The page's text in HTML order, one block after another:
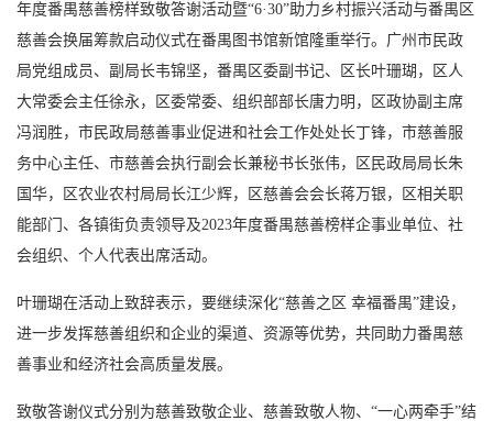
年度番禺慈善榜样致敬答谢活动暨“6·30”助力乡村振兴活动与番禺区
慈善会换届筹款启动仪式在番禺图书馆新馆隆重举行。广州市民政
局党组成员、副局长韦锦坚，番禺区委副书记、区长叶珊瑚，区人
大常委会主任徐永，区委常委、组织部部长唐力明，区政协副主席
冯润胜，市民政局慈善事业促进和社会工作处处长丁锋，市慈善服
务中心主任、市慈善会执行副会长兼秘书长张伟，区民政局局长朱
国华，区农业农村局局长江少辉，区慈善会会长蒋万银，区相关职
能部门、各镇街负责领导及2023年度番禺慈善榜样企事业单位、社
会组织、个人代表出席活动。
叶珊瑚在活动上致辞表示，要继续深化“慈善之区 幸福番禺”建设，
进一步发挥慈善组织和企业的渠道、资源等优势，共同助力番禺慈
善事业和经济社会高质量发展。
致敬答谢仪式分别为慈善致敬企业、慈善致敬人物、“一心两牵手”结